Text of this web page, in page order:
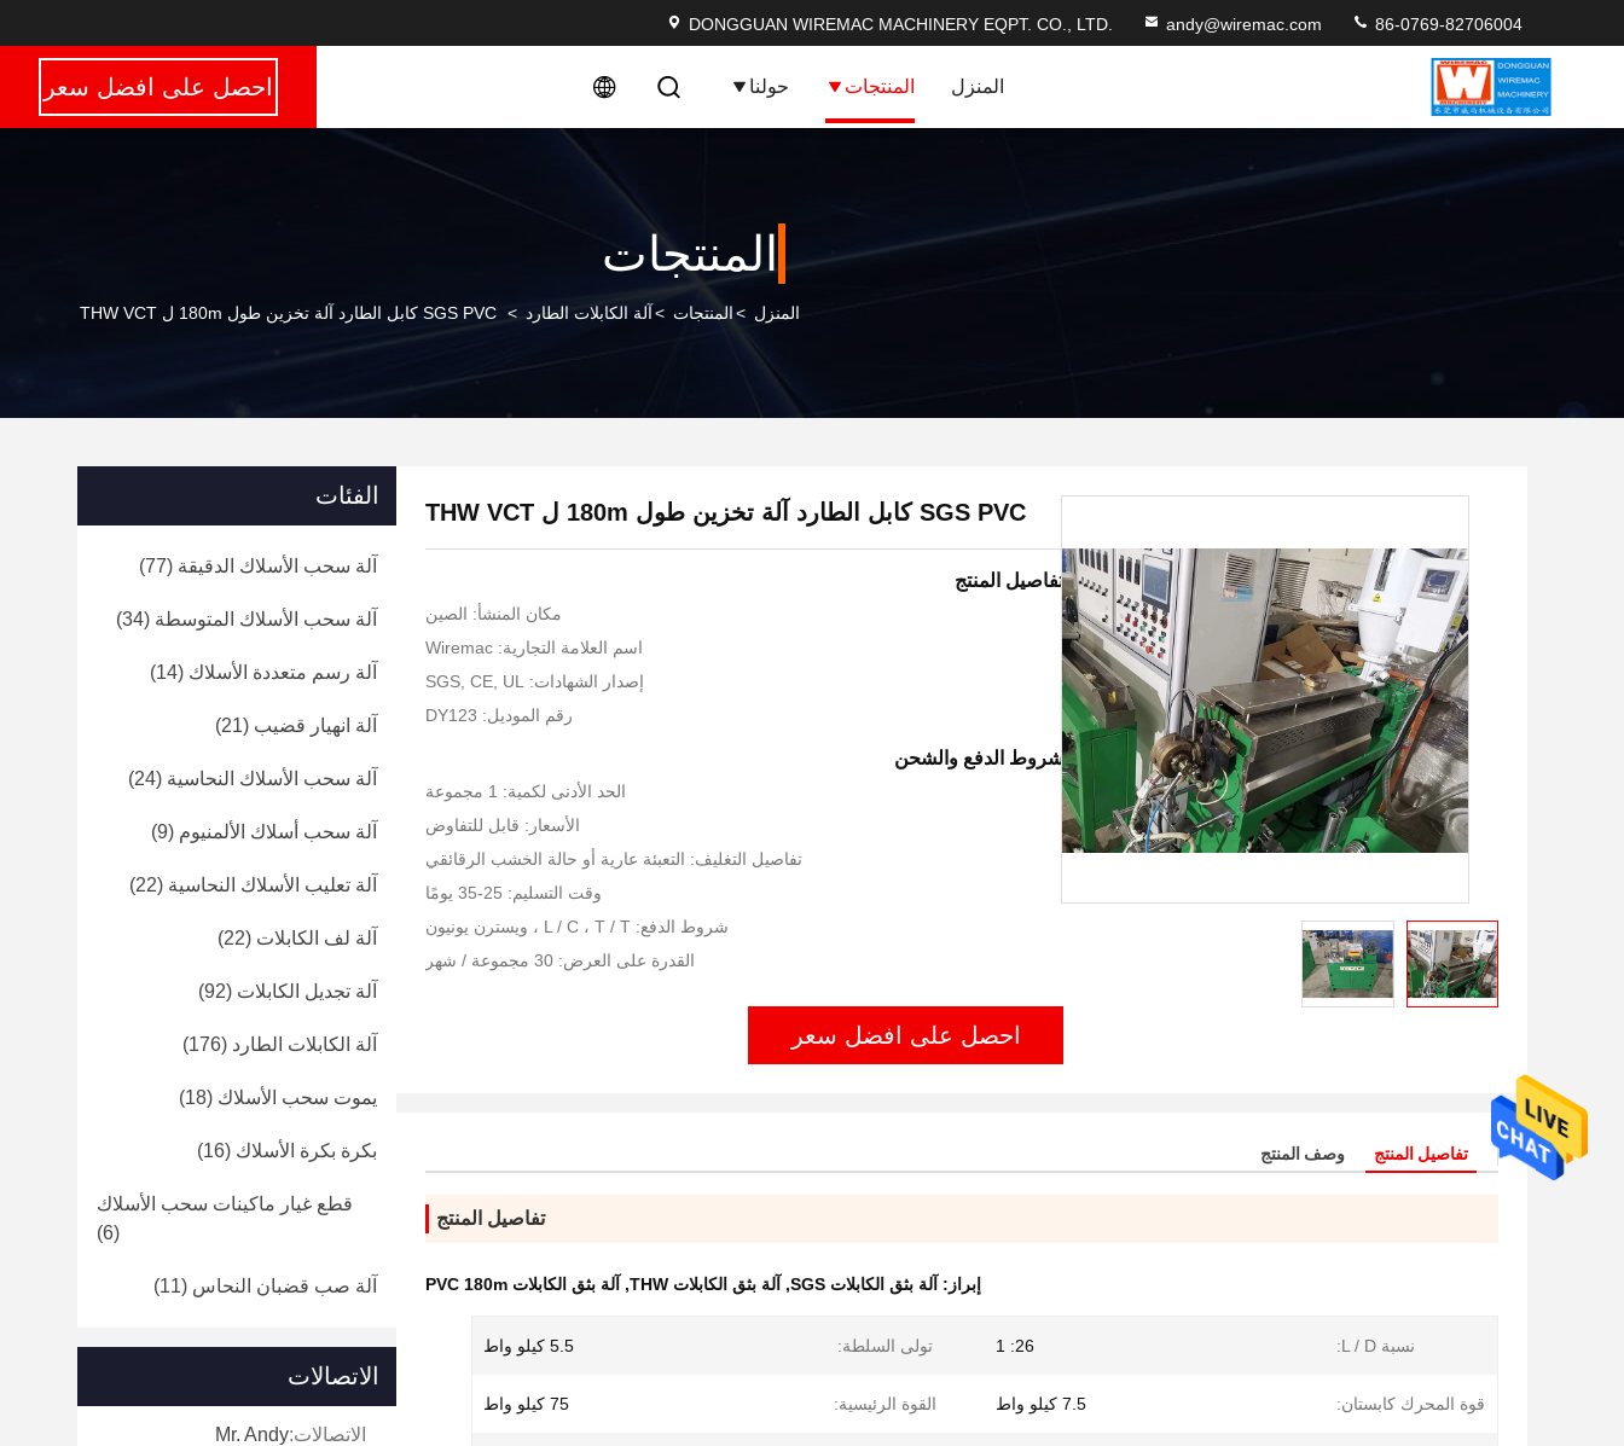
DONGGUAN WIREMAC MACHINERY EQPT. CO., LTD. andy@wiremac.com 86-0769-82706004
المنزل المنتجات حولنا احصل على افضل سعر
المنتجات
المنزل >المنتجات >آلة الكابلات الطارد > SGS PVC كابل الطارد آلة تخزين طول 180m ل THW VCT
SGS PVC كابل الطارد آلة تخزين طول 180m ل THW VCT
تفاصيل المنتج
مكان المنشأ: الصين
اسم العلامة التجارية: Wiremac
إصدار الشهادات: SGS, CE, UL
رقم الموديل: DY123
شروط الدفع والشحن
الحد الأدنى لكمية: 1 مجموعة
الأسعار: قابل للتفاوض
تفاصيل التغليف: التعبئة عارية أو حالة الخشب الرقائقي
وقت التسليم: 25-35 يومًا
شروط الدفع: L / C ، T / T ، ويسترن يونيون
القدرة على العرض: 30 مجموعة / شهر
احصل على افضل سعر
تفاصيل المنتج وصف المنتج
تفاصيل المنتج
إبراز: آلة بثق الكابلات SGS , آلة بثق الكابلات THW , آلة بثق الكابلات PVC 180m
نسبة L / D: 26: 1 تولى السلطة: 5.5 كيلو واط
قوة المحرك كابستان: 7.5 كيلو واط القوة الرئيسية: 75 كيلو واط
الفئات
آلة سحب الأسلاك الدقيقة (77)
آلة سحب الأسلاك المتوسطة (34)
آلة رسم متعددة الأسلاك (14)
آلة انهيار قضيب (21)
آلة سحب الأسلاك النحاسية (24)
آلة سحب أسلاك الألمنيوم (9)
آلة تعليب الأسلاك النحاسية (22)
آلة لف الكابلات (22)
آلة تجديل الكابلات (92)
آلة الكابلات الطارد (176)
يموت سحب الأسلاك (18)
بكرة بكرة الأسلاك (16)
قطع غيار ماكينات سحب الأسلاك
(6)
آلة صب قضبان النحاس (11)
الاتصالات
الاتصالات:Mr. Andy